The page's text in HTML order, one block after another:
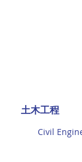
土木工程
Civil